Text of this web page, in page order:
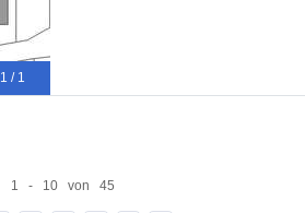
1 / 1
1 - 10 von 45